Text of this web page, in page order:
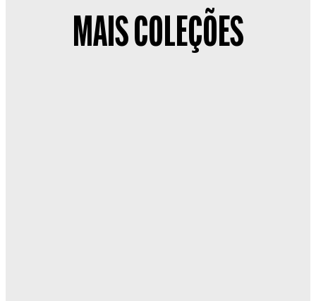
MAIS COLEÇÕES